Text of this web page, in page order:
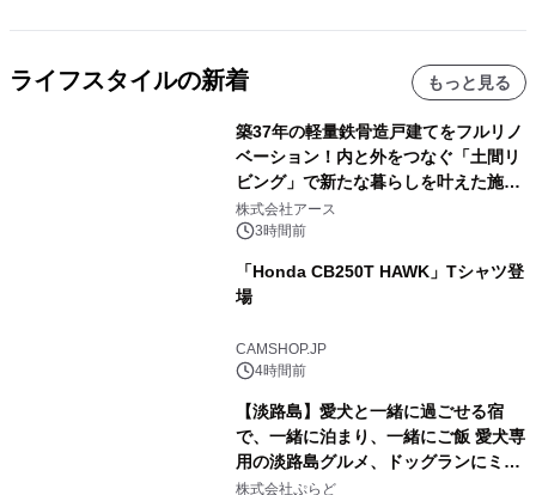
ライフスタイルの新着 もっと見る
築37年の軽量鉄骨造戸建てをフルリノ
ベーション！内と外をつなぐ「土間リ
ビング」で新たな暮らしを叶えた施工
事例を株式会社アースが公開
株式会社アース
3時間前
「Honda CB250T HAWK」Tシャツ登
場
CAMSHOP.JP
4時間前
【淡路島】愛犬と一緒に過ごせる宿
で、一緒に泊まり、一緒にご飯 愛犬専
用の淡路島グルメ、ドッグランにミニ
プール グランピングとトレーラーハウ
株式会社ぷらど